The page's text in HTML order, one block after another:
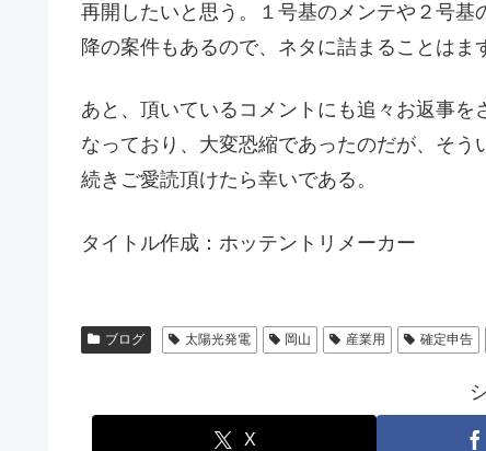
再開したいと思う。１号基のメンテや２号
降の案件もあるので、ネタに詰まることはま
あと、頂いているコメントにも追々お返事
なっており、大変恐縮であったのだが、そ
続きご愛読頂けたら幸いである。
タイトル作成：ホッテントリメーカー
ブログ 太陽光発電 岡山 産業用 確定申告
X